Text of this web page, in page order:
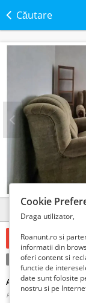
Căutare
59900 Lei
Condiție:Nou
Apartament cu
Romania, Dambovita,
Cookie
Draga utilizator,
Roanunt.ro si
informatii din
oferi content si
functie de
date sunt folosite
nostru si pe